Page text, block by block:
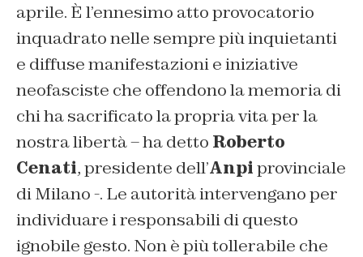
aprile. È l’ennesimo atto provocatorio
inquadrato nelle sempre più inquietanti
e diffuse manifestazioni e iniziative
neofasciste che offendono la memoria di
chi ha sacrificato la propria vita per la
nostra libertà – ha detto Roberto
Cenati, presidente dell’Anpiprovinciale
di Milano -. Le autorità intervengano per
individuare i responsabili di questo
ignobile gesto. Non è più tollerabile che